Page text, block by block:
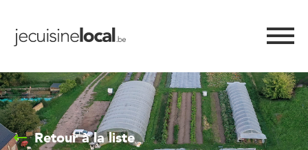
Retour à la liste